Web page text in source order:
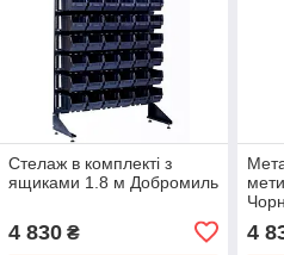
Стелаж в комплекті з
ящиками 1.8 м Добромиль
4 830₴ 4